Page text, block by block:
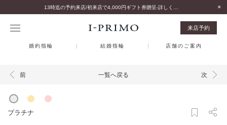
来店予約
婚約指輪 結婚指輪 店舗のご案内
前 一覧へ戻る 次
プラチナ